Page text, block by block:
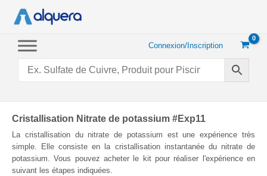
Connexion/Inscription
Cristallisation Nitrate de potassium #Exp11
La cristallisation du nitrate de potassium est une expérience très
simple. Elle consiste en la cristallisation instantanée du nitrate de
potassium. Vous pouvez acheter le kit pour réaliser l'expérience en
suivant les étapes indiquées.